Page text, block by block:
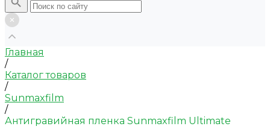
Главная
/
Каталог товаров
/
Sunmaxfilm
/
Антигравийная пленка Sunmaxfilm Ultimate